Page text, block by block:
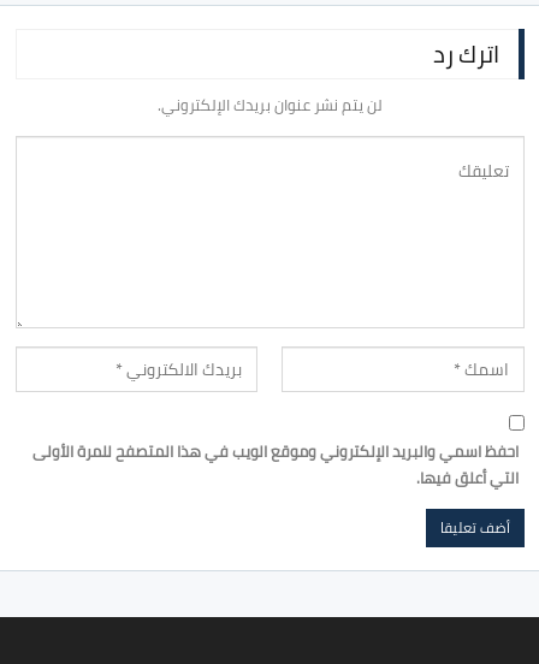
اترك رد
لن يتم نشر عنوان بريدك الإلكتروني.
احفظ اسمي والبريد الإلكتروني وموقع الويب في هذا المتصفح للمرة الأولى
التي أعلق فيها.